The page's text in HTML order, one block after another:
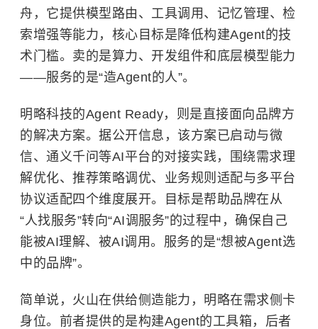
舟，它提供模型路由、工具调用、记忆管理、检
索增强等能力，核心目标是降低构建Agent的技
术门槛。卖的是算力、开发组件和底层模型能力
——服务的是“造Agent的人”。
明略科技的Agent Ready，则是直接面向品牌方
的解决方案。据公开信息，该方案已启动与微
信、通义千问等AI平台的对接实践，围绕需求理
解优化、推荐策略调优、业务规则适配与多平台
协议适配四个维度展开。目标是帮助品牌在从
“人找服务”转向“AI调服务”的过程中，确保自己
能被AI理解、被AI调用。服务的是“想被Agent选
中的品牌”。
简单说，火山在供给侧造能力，明略在需求侧卡
身位。前者提供的是构建Agent的工具箱，后者